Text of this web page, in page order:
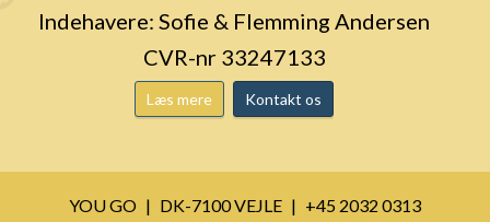
Indehavere: Sofie & Flemming Andersen
CVR-nr 33247133
Læs mere Kontakt os
YOU GO DK-7100 VEJLE
+45 2032 0313